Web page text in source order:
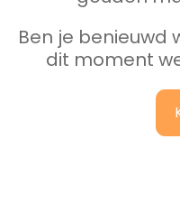
Ben je benieuwd
dit moment